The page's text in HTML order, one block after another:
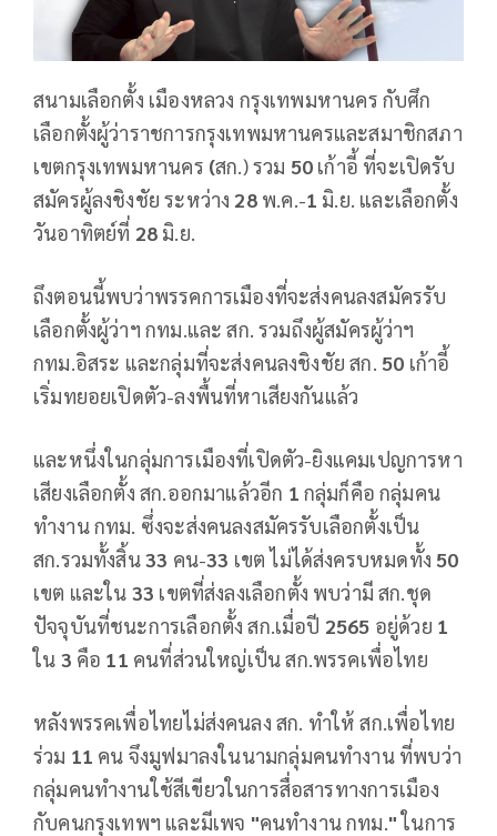
สนามเลือกตั้ง เมืองหลวง กรุงเทพมหานคร กับศึก
เลือกตั้งผู้ว่าราชการกรุงเทพมหานครและสมาชิกสภา
เขตกรุงเทพมหานคร (สก.) รวม 50 เก้าอี้ ที่จะเปิดรับ
สมัครผู้ลงชิงชัย ระหว่าง 28 พ.ค.-1 มิ.ย. และเลือกตั้ง
วันอาทิตย์ที่ 28 มิ.ย.
ถึงตอนนี้พบว่าพรรคการเมืองที่จะส่งคนลงสมัครรับ
เลือกตั้งผู้ว่าฯ กทม.และ สก. รวมถึงผู้สมัครผู้ว่าฯ
กทม.อิสระ และกลุ่มที่จะส่งคนลงชิงชัย สก. 50 เก้าอี้
เริ่มทยอยเปิดตัว-ลงพื้นที่หาเสียงกันแล้ว
และหนึ่งในกลุ่มการเมืองที่เปิดตัว-ยิงแคมเปญการหา
เสียงเลือกตั้ง สก.ออกมาแล้วอีก 1 กลุ่มก็คือ กลุ่มคน
ทำงาน กทม. ซึ่งจะส่งคนลงสมัครรับเลือกตั้งเป็น
สก.รวมทั้งสิ้น33 คน-33 เขต ไม่ได้ส่งครบหมดทั้ง 50
เขต และใน 33 เขตที่ส่งลงเลือกตั้ง พบว่ามี สก.ชุด
ปัจจุบันที่ชนะการเลือกตั้ง สก.เมื่อปี 2565 อยู่ด้วย 1
ใน 3 คือ 11 คนที่ส่วนใหญ่เป็น สก.พรรคเพื่อไทย
หลังพรรคเพื่อไทยไม่ส่งคนลง สก. ทำให้ สก.เพื่อไทย
ร่วม 11 คน จึงมูฟมาลงในนามกลุ่มคนทำงาน ที่พบว่า
กลุ่มคนทำงานใช้สีเขียวในการสื่อสารทางการเมือง
กับคนกรุงเทพฯ และมีเพจ "คนทำงาน กทม."ในการ